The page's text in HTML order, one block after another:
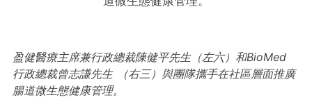
盈健醫療主席兼行政總裁陳健平先生（左六）和BioMed
行政總裁曾志謙先生 （右三）與團隊攜手在社區層面推廣
腸道微生態健康管理。